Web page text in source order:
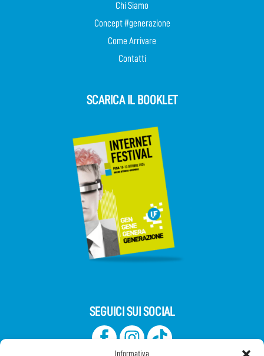
Informativa
Chi Siamo
Concept #generazione
Come Arrivare
Contatti
SCARICA IL BOOKLET
SEGUICI SUI SOCIAL